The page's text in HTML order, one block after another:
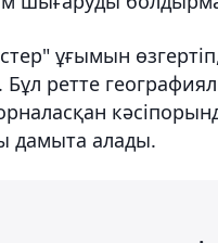
ұғымын
Бұл ретте
дамыта алады.